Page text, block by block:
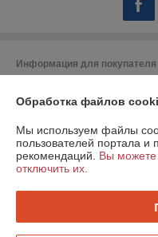
Информация для покупателя
г. Могилёв ул. Челюскинцев 72
Регистрационный номер ЕГР:
УНП: 790753053
Дата регистрации компании:
Обработка файлов
Мы используем файлы
пользователей портала и
рекомендаций. Вы можете
отключить их.